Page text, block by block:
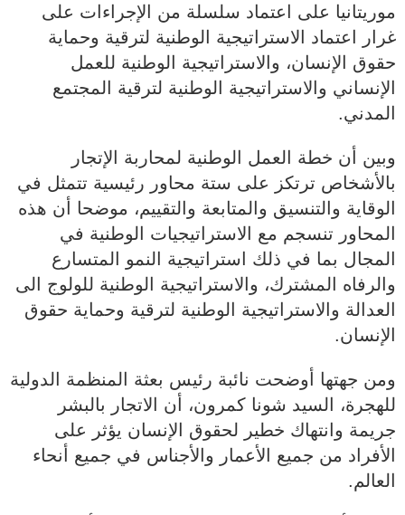
موريتانيا على اعتماد سلسلة من الإجراءات على
غرار اعتماد الاستراتيجية الوطنية لترقية وحماية
حقوق الإنسان، والاستراتيجية الوطنية للعمل
الإنساني والاستراتيجية الوطنية لترقية المجتمع
المدني.
وبين أن خطة العمل الوطنية لمحاربة الإتجار
بالأشخاص ترتكز على ستة محاور رئيسية تتمثل في
الوقاية والتنسيق والمتابعة والتقييم، موضحا أن هذه
المحاور تنسجم مع الاستراتيجيات الوطنية في
المجال بما في ذلك استراتيجية النمو المتسارع
والرفاه المشترك، والاستراتيجية الوطنية للولوج الى
العدالة والاستراتيجية الوطنية لترقية وحماية حقوق
الإنسان.
ومن جهتها أوضحت نائبة رئيس بعثة المنظمة الدولية
للهجرة، السيد شونا كمرون، أن الاتجار بالبشر
جريمة وانتهاك خطير لحقوق الإنسان يؤثر على
الأفراد من جميع الأعمار والأجناس في جميع أنحاء
العالم.